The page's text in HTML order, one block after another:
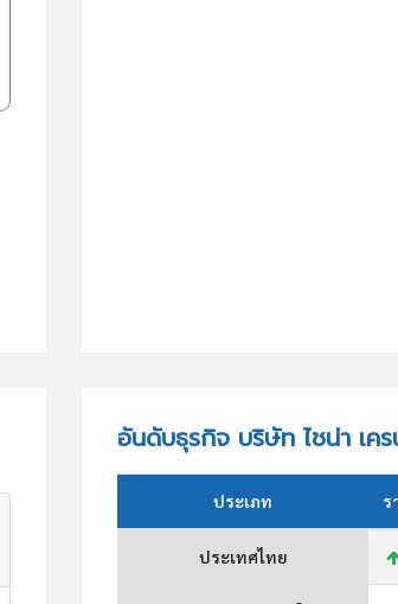
อันดับธุรกิจ บริษัท ไชน่า เค
ประเภท ร
ประเทศไทย